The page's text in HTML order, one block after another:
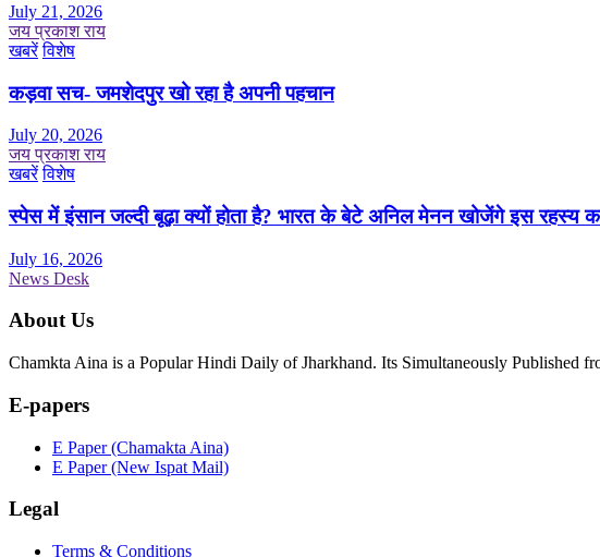
July 21, 2026
जय प्रकाश राय
खबरें विशेष
कड़वा सच- जमशेदपुर खो रहा है अपनी पहचान
July 20, 2026
जय प्रकाश राय
खबरें विशेष
स्पेस में इंसान जल्दी बूढ़ा क्यों होता है? भारत के बेटे अनिल मेनन खोजेंगे इस रहस्य
July 16, 2026
News Desk
About Us
Chamkta Aina is a Popular Hindi Daily of Jharkhand. Its Simultaneously Published
E-papers
E Paper (Chamakta Aina)
E Paper (New Ispat Mail)
Legal
Terms & Conditions